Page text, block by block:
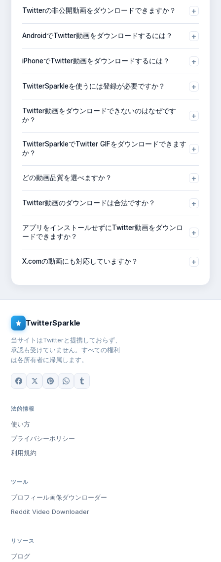
で、無制限にダウンロードできます。
Twitterの非公開動画をダウンロードできますか？ +
の動画のみです。非公開アカウントのコンテンツにはアクセ
スできません。
AndroidでTwitter動画をダウンロードするには？ +
し、TwitterSparkleに貼り付けてダウンロードをタップしま
す。
iPhoneでTwitter動画をダウンロードするには？ +
貼り付け、希望の画質を選択します。
TwitterSparkleを使うには登録が必要ですか？ +
り付けるだけでダウンロードできます。
Twitter動画をダウンロードできないのはなぜです
か？
+
ださい。非公開ツイートや動画のないツイートはダウンロー
ドできません。
TwitterSparkleでTwitter GIFをダウンロードできます
か？
+
はMP4ファイルとして保存されます。
どの動画品質を選べますか？ +
4K（MP4）でダウンロードできます。
Twitter動画のダウンロードは合法ですか？ +
ただし、著作権で保護されたコンテンツを許可なく再配布す
ることはできません。必ず元の作成者の権利を尊重してくだ
さい。
アプリをインストールせずにTwitter動画をダウンロ
ードできますか？
+
プリのインストールは不要です。
X.comの動画にも対応していますか？ +
TwitterSparkle
当サイトはTwitterと提携しておらず、
承認も受けていません。すべての権利
は各所有者に帰属します。
法的情報
使い方
プライバシーポリシー
利用規約
ツール
プロフィール画像ダウンローダー
Reddit Video Downloader
リソース
ブログ